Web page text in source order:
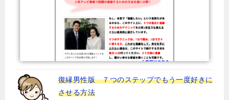
復縁男性版 ７つのステップでもう一度好きに
させる方法